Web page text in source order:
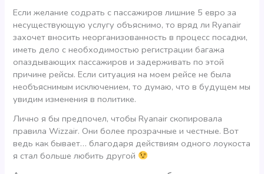
Если желание содрать с пассажиров лишние 5 евро за
несуществующую услугу объяснимо, то вряд ли Ryanair
захочет вносить неорганизованность в процесс посадки,
иметь дело с необходимостью регистрации багажа
опаздывающих пассажиров и задерживать по этой
причине рейсы. Если ситуация на моем рейсе не была
необъяснимым исключением, то думаю, что в будущем мы
увидим изменения в политике.
Лично я бы предпочел, чтобы Ryanair скопировала
правила Wizzair. Они более прозрачные и честные. Вот
ведь как бывает… благодаря действиям одного лоукоста
я стал больше любить другой